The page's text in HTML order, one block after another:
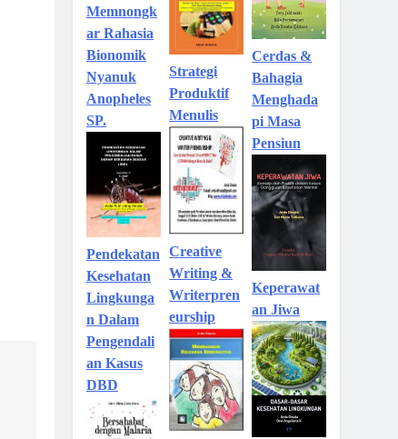
Memnongk
ar Rahasia
Bionomik
Nyanuk
Anopheles
SP.
Pendekatan
Kesehatan
Lingkunga
n Dalam
Pengendali
an Kasus
DBD
Strategi
Produktif
Menulis
Creative
Writing &
Writerpren
eurship
Cerdas &
Bahagia
Menghada
pi Masa
Pensiun
Keperawat
an Jiwa